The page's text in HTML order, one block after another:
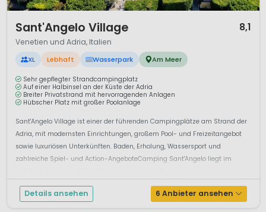
Sant'Angelo Village 8,1
Venetien und Adria, Italien
XL Lebhaft Wasserpark Am Meer
Sehr gepflegter Strandcampingplatz
Auf einer Halbinsel an der Küste der Adria
Breiter Privatstrand mit hervorragenden Anlagen
Hübscher Platz mit großer Poolanlage
Sant'Angelo Village ist einer der führenden Campingplätze am Strand der
Adria, mit modernsten Einrichtungen, großem Pool- und Freizeitangebot
sowie luxuriösen Unterkünften. Baden, Erholung, Wassersport und
zahlreiche Spiel- und Action-AngeboteCamping Sant'Angelo liegt im
Details ansehen 6 Anbieter ansehen